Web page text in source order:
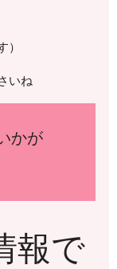
いね
かが
報で